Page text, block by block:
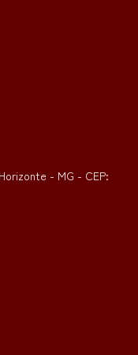
- MG - CEP: